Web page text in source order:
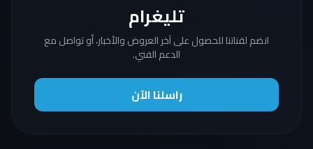
تليغرام
انضم لقناتنا للحصول على آخر العروض والأخبار، أو تواصل مع
الدعم الفني.
راسلنا الآن